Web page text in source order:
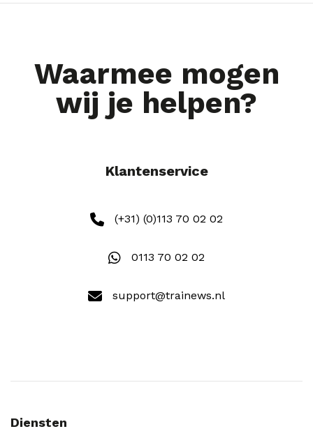
Waarmee mogen
wij je helpen?
Klantenservice
(+31) (0)113 70 02 02
0113 70 02 02
support@trainews.nl
Diensten